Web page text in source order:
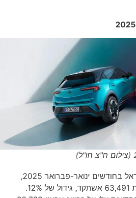
סה"כ עלו על כבישי ישראל בחודשים ינואר-פברואר 2025,
71,224 כלי רכב, לעומת 63,491 אשתקד, גידול של 12%.